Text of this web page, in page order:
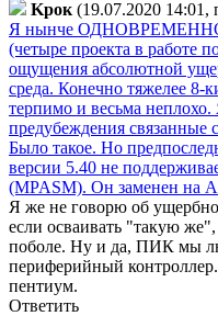
Kpoк (19.07.2020 14:01,
Я нынче
(четыре проекта в работе
ощущения абсолютной
среда. Конечно тяжелее
терпимо и весьма
предубеждения
Было такое. Но
версии 5.40 не
(MPASM). Он заменен на
Я же не говорю об
если осваивать "такую
поболе. Ну и да, ПИК мы
периферийный
пентиум.
Ответить